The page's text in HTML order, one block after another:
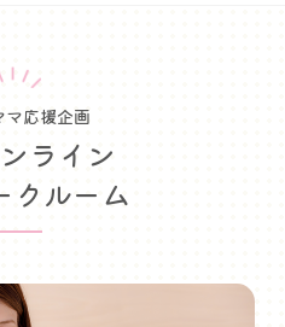
マ応援企画
ライン
クルーム